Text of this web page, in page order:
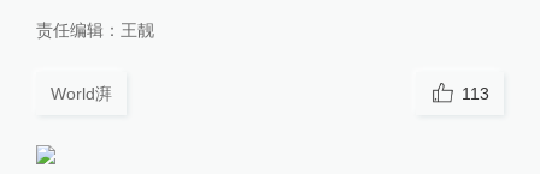
责任编辑： 王靓
World湃 113